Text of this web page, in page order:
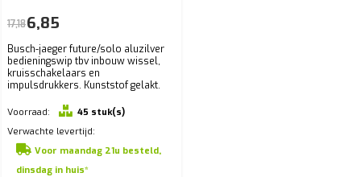
Busch-jaeger future/solo aluzilver
bedieningswip tbv inbouw wissel,
kruisschakelaars en
impulsdrukkers. Kunststof gelakt.
Voorraad:
45 stuk(s)
Verwachte levertijd:
Voor maandag 21u besteld,
dinsdag in huis*
17,186,85